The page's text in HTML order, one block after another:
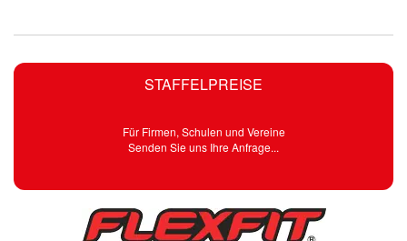
STAFFELPREISE
Für Firmen, Schulen und Vereine
Senden Sie uns Ihre Anfrage...